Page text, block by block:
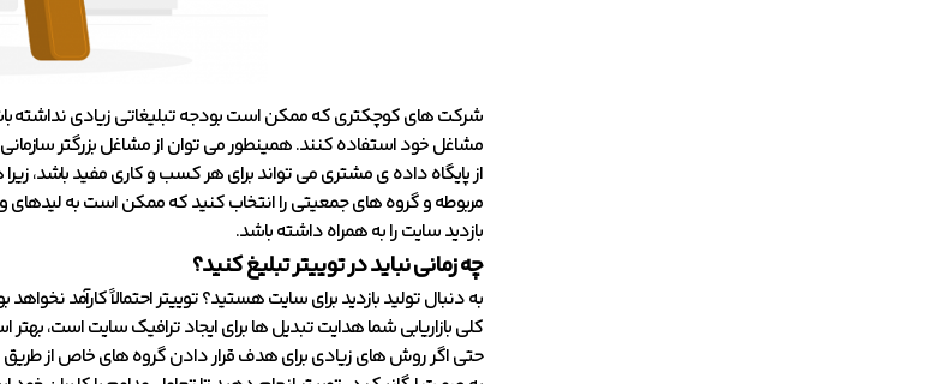
شرکت های کوچکتری که ممکن است بودجه تبلیغاتی زیادی نداشته
از پایگاه داده ی مشتری می تواند برای هر کسب و کاری مفید باشد،
مربوطه و گروه های جمعیتی را انتخاب کنید که ممکن است به لیدهای
بازدید سایت را به همراه داشته باشد.
چه زمانی نباید در توییتر تبلیغ کنید؟
به دنبال تولید بازدید برای سایت هستید؟ توییتر احتمالاً کارآمد
کلی بازاریابی شما هدایت تبدیل ها برای ایجاد ترافیک سایت است،
حتی اگر روش های زیادی برای هدف قرار دادن گروه های خاص از